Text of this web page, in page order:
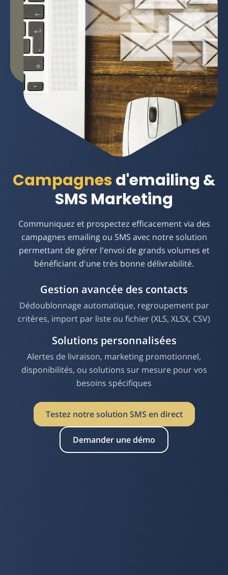
Campagnesd'emailing &
SMS Marketing
Communiquez et prospectez efficacement via des
campagnes emailing ou SMS avec notre solution
permettant de gérer l'envoi de grands volumes et
bénéficiant d'une très bonne délivrabilité.
Gestion avancée des contacts
Dédoublonnage automatique, regroupement par
critères, import par liste ou fichier (XLS, XLSX, CSV)
Solutions personnalisées
Alertes de livraison, marketing promotionnel,
disponibilités, ou solutions sur mesure pour vos
besoins spécifiques
Testez notre solution SMS en direct
Demander une démo